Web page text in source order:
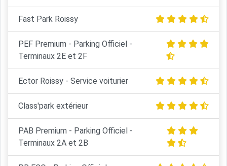
Fast Park Roissy
PEF Premium - Parking Officiel -
Terminaux 2E et 2F
Ector Roissy - Service voiturier
Class'park extérieur
PAB Premium - Parking Officiel -
Terminaux 2A et 2B